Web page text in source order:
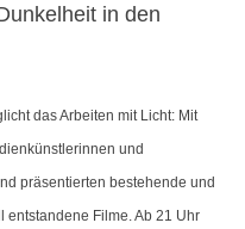
in den
das Arbeiten mit Licht: Mit
und
präsentierten bestehende und
entstandene Filme.Ab 21 Uhr